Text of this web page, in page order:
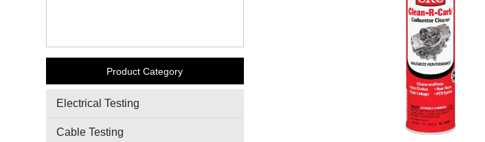
Product Category
Electrical Testing
Cable Testing